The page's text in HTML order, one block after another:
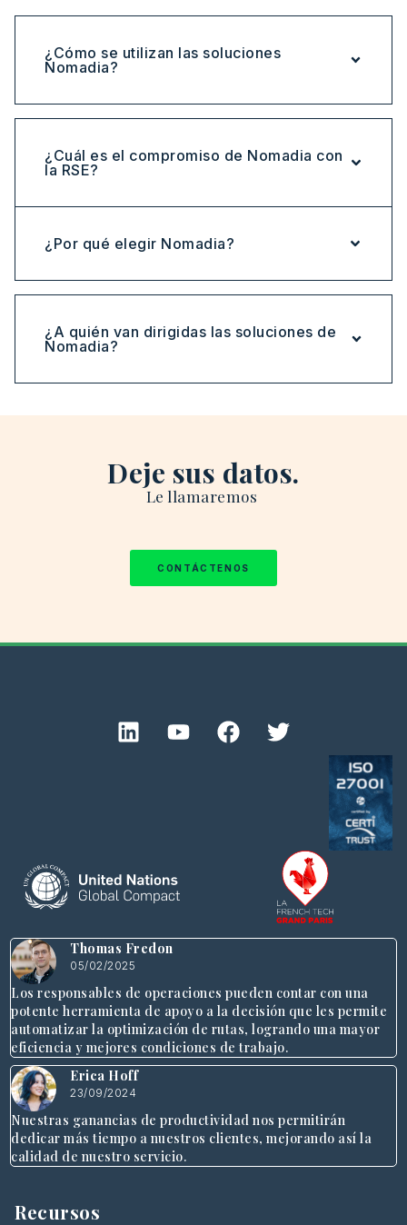
¿Cómo se utilizan las soluciones
Nomadia?
¿Cuál es el compromiso de Nomadia con
la RSE?
¿Por qué elegir Nomadia?
¿A quién van dirigidas las soluciones de
Nomadia?
Deje sus datos.
Le llamaremos
CONTÁCTENOS
Thomas Fredon
05/02/2025
Los responsables de operaciones pueden contar con una
potente herramienta de apoyo a la decisión que les permite
automatizar la optimización de rutas, logrando una mayor
eficiencia y mejores condiciones de trabajo.
Erica Hoff
23/09/2024
Nuestras ganancias de productividad nos permitirán
dedicar más tiempo a nuestros clientes, mejorando así la
calidad de nuestro servicio.
Recursos